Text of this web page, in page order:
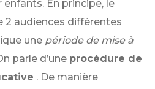
En principe, le
2 audiences différentes
une période de mise à
parle d’une procédure de
. De manière